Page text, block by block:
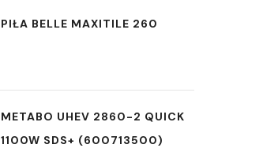
PIŁA BELLE MAXITILE 260
METABO UHEV 2860-2 QUICK
1100W SDS+ (600713500)